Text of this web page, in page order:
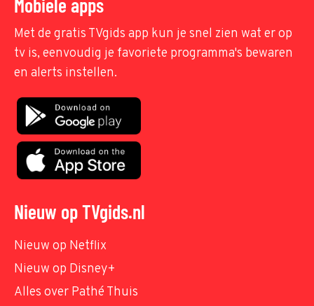
Met de gratis TVgids app kun je snel zien wat er op
tv is, eenvoudig je favoriete programma's bewaren
en alerts instellen.
Nieuw op TVgids.nl
Nieuw op Netflix
Nieuw op Disney+
Alles over Pathé Thuis